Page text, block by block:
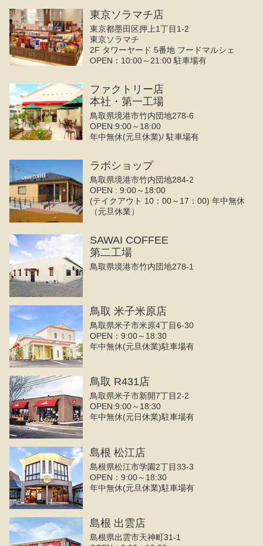
東京ソラマチ店
東京都墨田区押上1丁目1-2
東京ソラマチ
2F タワーヤード 5番地 フードマルシェ
OPEN：10:00～21:00 駐車場有
ファクトリー店
本社・第一工場
鳥取県境港市竹内団地278-6
OPEN:9:00～18:00
年中無休(元旦休業)/ 駐車場有
ラボショップ
鳥取県境港市竹内団地284-2
OPEN : 9:00～18:00
(テイクアウト 10：00～17：00) 年中無休
（元旦休業）
SAWAI COFFEE
第二工場
鳥取県境港市竹内団地278-1
鳥取 米子米原店
鳥取県米子市米原4丁目6-30
OPEN：9:00～18:30
年中無休(元旦休業)駐車場有
鳥取 R431店
鳥取県米子市新開7丁目2-2
OPEN:9:00～18:30
年中無休(元日休業)駐車場有
島根 松江店
島根県松江市学園2丁目33-3
OPEN：9:00～18:30
年中無休(元旦休業)駐車場有
島根 出雲店
島根県出雲市天神町31-1